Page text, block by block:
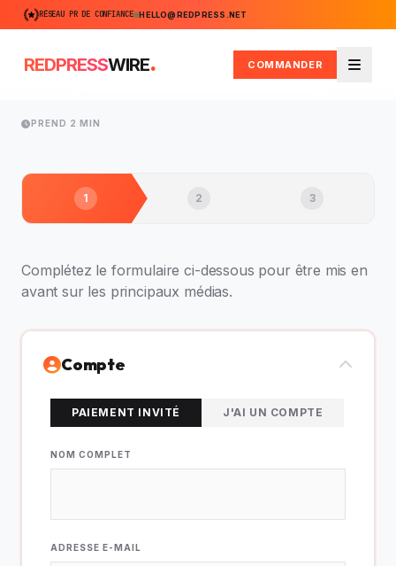
RÉSEAU PR DE CONFIANCE HELLO@REDPRESS.NET
REDPRESSWIRE. COMMANDER
Menu
PREND 2 MIN
1 2 3
Complétez le formulaire ci-dessous pour être mis en
avant sur les principaux médias.
Compte
PAIEMENT INVITÉ J'AI UN COMPTE
NOM COMPLET
ADRESSE E-MAIL